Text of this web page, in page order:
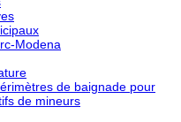
Modena
de baignade pour
de mineurs